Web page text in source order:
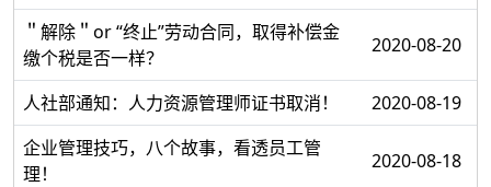
＂解除＂or “终止”劳动合同，取得补偿金
缴个税是否一样？
2020-08-20
人社部通知：人力资源管理师证书取消！
2020-08-19
企业管理技巧，八个故事，看透员工管
理！
2020-08-18